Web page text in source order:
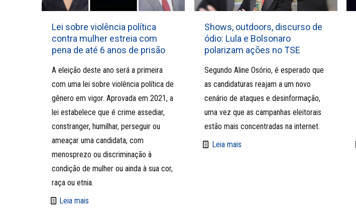
Lei sobre violência política
contra mulher estreia com
pena de até 6 anos de prisão
A eleição deste ano será a primeira
com uma lei sobre violência política de
gênero em vigor. Aprovada em 2021, a
lei estabelece que é crime assediar,
constranger, humilhar, perseguir ou
ameaçar uma candidata, com
menosprezo ou discriminação à
condição de mulher ou ainda à sua cor,
raça ou etnia.
Leia mais
Shows, outdoors, discurso de
ódio: Lula e Bolsonaro
polarizam ações no TSE
Segundo Aline Osório, é esperado que
as candidaturas reajam a um novo
cenário de ataques e desinformação,
uma vez que as campanhas eleitorais
estão mais concentradas na internet.
Leia mais